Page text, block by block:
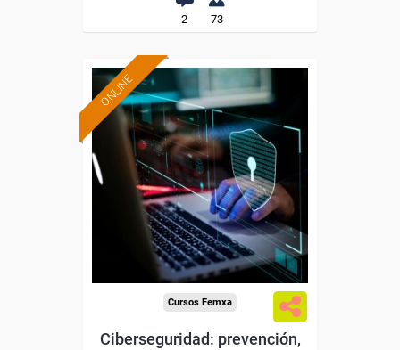
2 73
ONLINE
Formación 100%
subvencionada.
Para trabajadores y
autónomos de Madrid.
Para todos los sectores.
Cursos Femxa
Ciberseguridad: prevención,